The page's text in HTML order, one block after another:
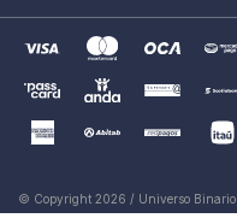
© Copyright 2026 / Universo Binario